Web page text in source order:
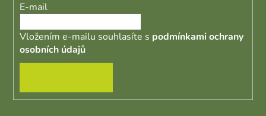
E-mail
Vložením e-mailu souhlasíte s podmínkami ochrany
osobních údajů